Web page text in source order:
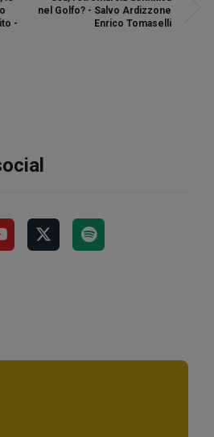
-
nel Golfo? - Salvo Ardizzone
Enrico Tomaselli